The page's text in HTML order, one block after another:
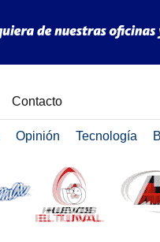
Contacto
Opinión Tecnología